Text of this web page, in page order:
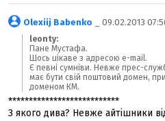
Olexiij Babenko _ 09.02.2013
leonty:
Пане Мустафа.
Щось цікаве з адресою e-mail.
Є певні сумніви. Невже прес-
має бути свій поштовий домен,
доменом КМ.
***************************
З якого дива? Невже айтішники